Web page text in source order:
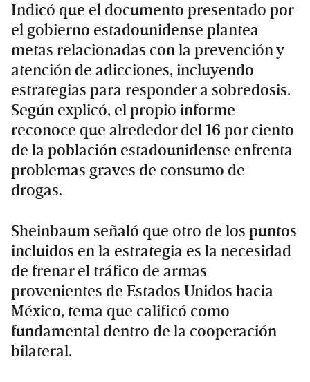
Indicó que el documento presentado por
el gobierno estadounidense plantea
metas relacionadas con la prevención y
atención de adicciones, incluyendo
estrategias para responder a sobredosis.
Según explicó, el propio informe
reconoce que alrededor del 16 por ciento
de la población estadounidense enfrenta
problemas graves de consumo de
drogas.
Sheinbaum señaló que otro de los puntos
incluidos en la estrategia es la necesidad
de frenar el tráfico de armas
provenientes de Estados Unidos hacia
México, tema que calificó como
fundamental dentro de la cooperación
bilateral.